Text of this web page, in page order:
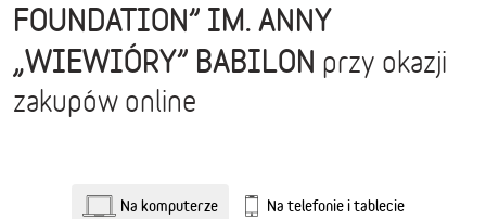
FOUNDATION” IM. ANNY
„WIEWIÓRY” BABILON przy okazji
zakupów online
Na komputerze Na telefonie i tablecie